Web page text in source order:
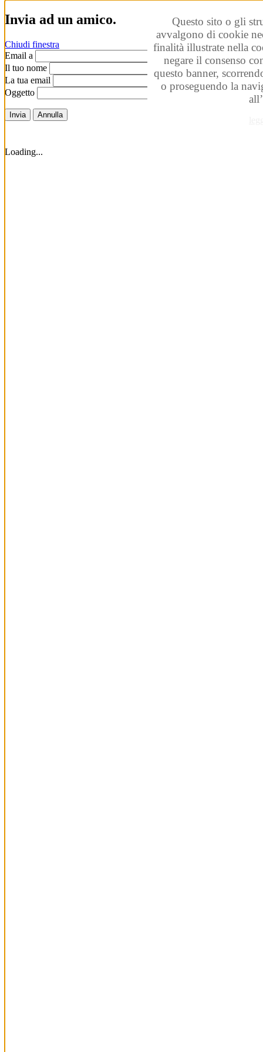
Questo sito o gli
avvalgono di cookie
finalità illustrate nella
negare il consenso
questo banner,
o proseguendo la
Loading...
Invia ad un amico.
Chiudi finestra
Email a
Il tuo nome
La tua email
Oggetto
Invia Annulla